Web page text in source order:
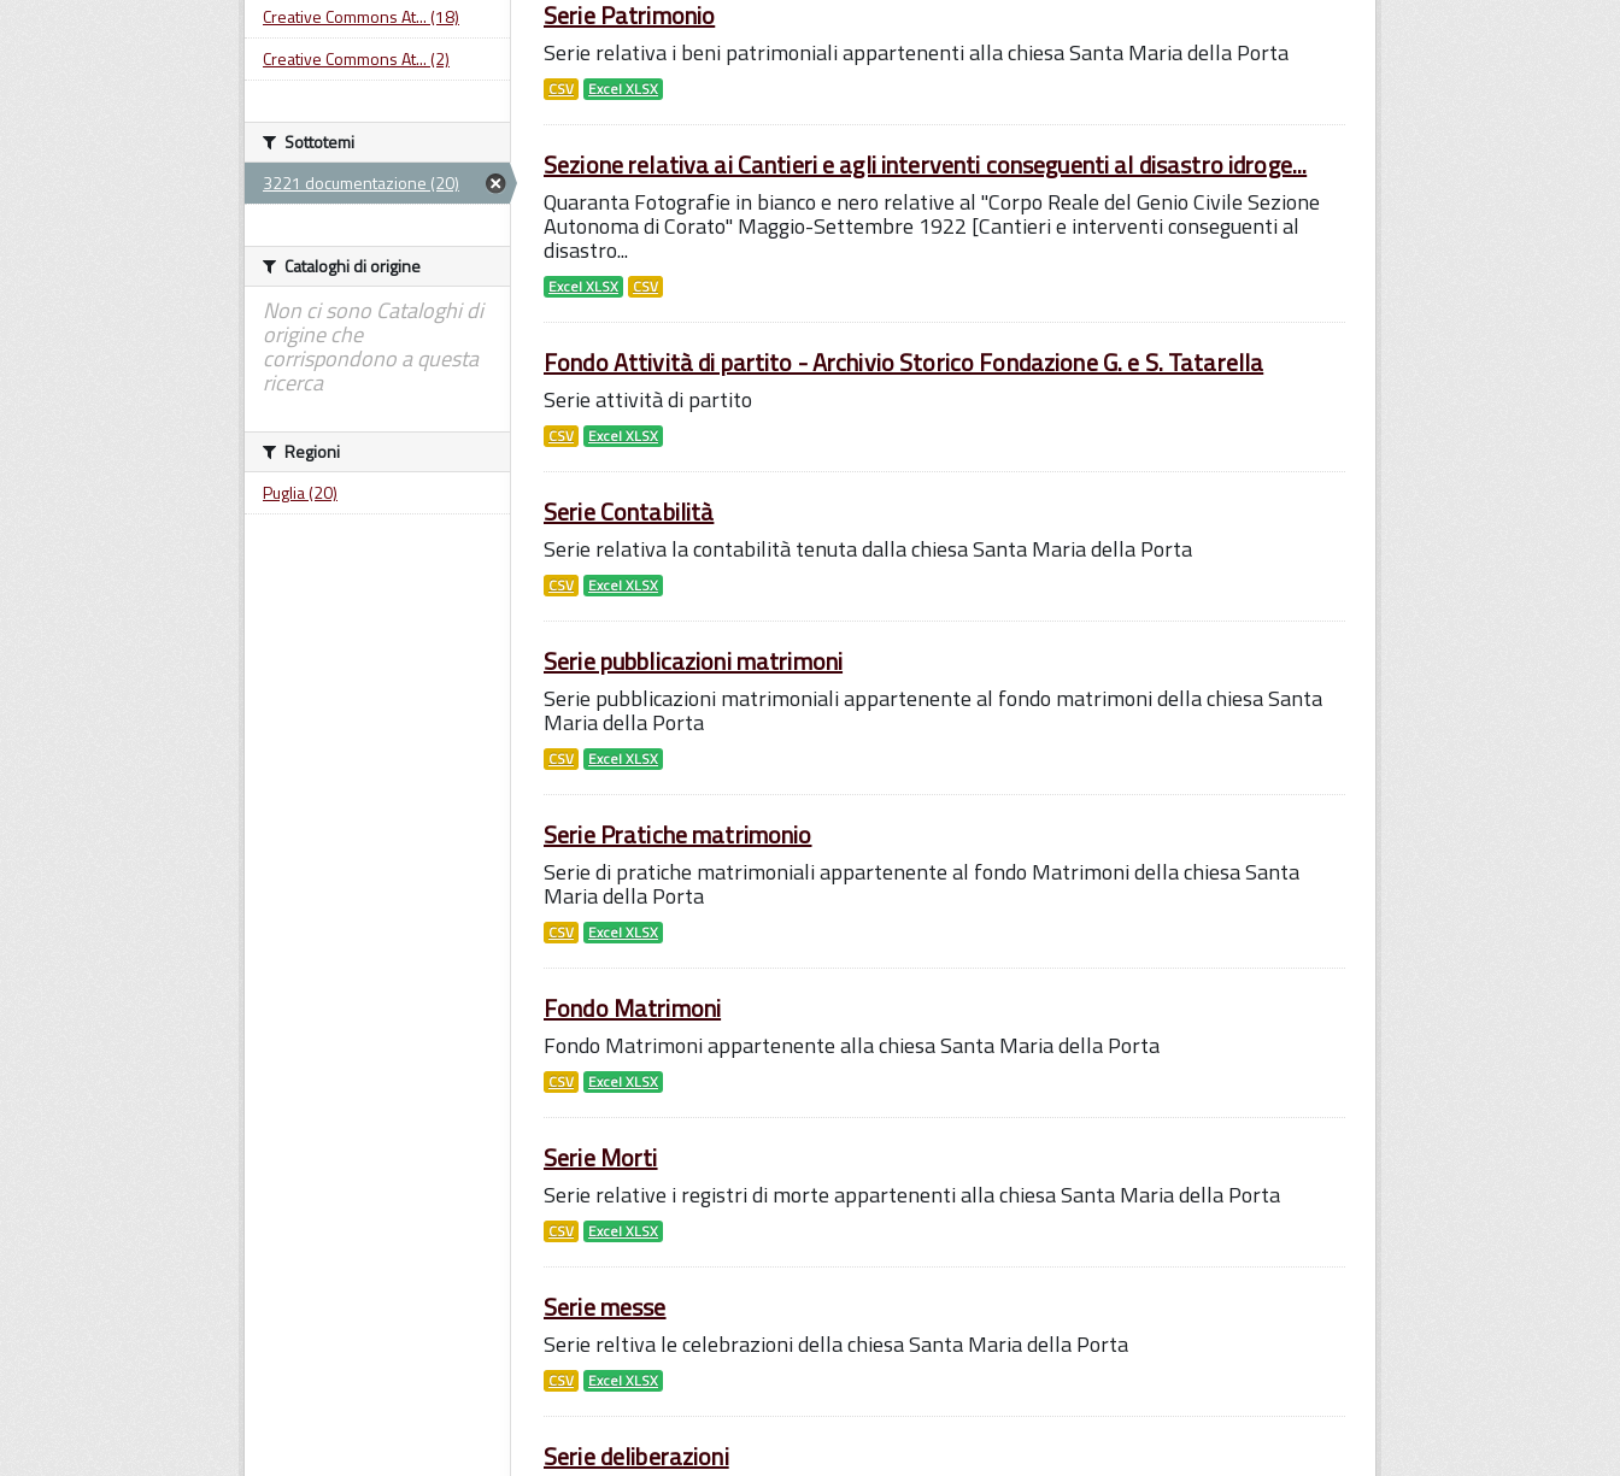
Serie Patrimonio
Serie relativa i beni patrimoniali appartenenti alla chiesa Santa Maria della Porta
CSV Excel XLSX
Sezione relativa ai Cantieri e agli interventi conseguenti al disastro idroge...
Quaranta Fotografie in bianco e nero relative al ''Corpo Reale del Genio Civile Sezione
Autonoma di Corato" Maggio-Settembre 1922 [Cantieri e interventi conseguenti al
disastro...
Excel XLSX CSV
Fondo Attività di partito - Archivio Storico Fondazione G. e S. Tatarella
Serie attività di partito
CSV Excel XLSX
Serie Contabilità
Serie relativa la contabilità tenuta dalla chiesa Santa Maria della Porta
CSV Excel XLSX
Serie pubblicazioni matrimoni
Serie pubblicazioni matrimoniali appartenente al fondo matrimoni della chiesa Santa
Maria della Porta
CSV Excel XLSX
Serie Pratiche matrimonio
Serie di pratiche matrimoniali appartenente al fondo Matrimoni della chiesa Santa
Maria della Porta
CSV Excel XLSX
Fondo Matrimoni
Fondo Matrimoni appartenente alla chiesa Santa Maria della Porta
CSV Excel XLSX
Serie Morti
Serie relative i registri di morte appartenenti alla chiesa Santa Maria della Porta
CSV Excel XLSX
Serie messe
Serie reltiva le celebrazioni della chiesa Santa Maria della Porta
CSV Excel XLSX
Serie deliberazioni
Creative Commons At... (18)
Creative Commons At... (2)
Sottotemi
3221 documentazione (20)
Cataloghi di origine
Non ci sono Cataloghi di
origine che
corrispondono a questa
ricerca
Regioni
Puglia (20)